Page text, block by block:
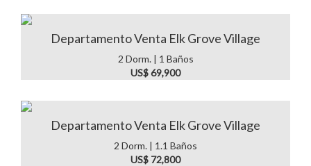
Departamento Venta Elk Grove Village
2 Dorm. | 1 Baños
US$ 69,900
Departamento Venta Elk Grove Village
2 Dorm. | 1.1 Baños
US$ 72,800